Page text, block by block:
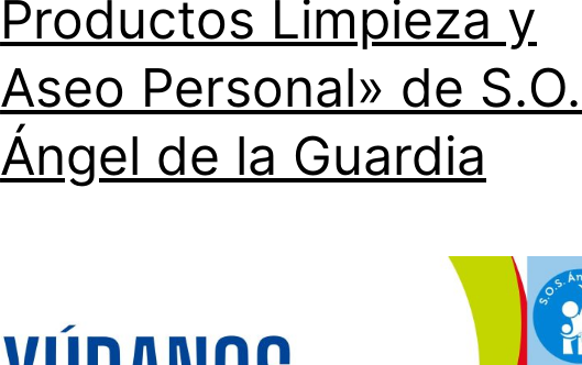
Productos Limpieza y
Aseo Personal» de
Ángel de la Guardia